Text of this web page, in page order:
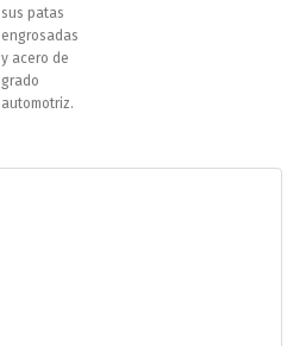
sus patas
engrosadas
y acero de
grado
automotriz.